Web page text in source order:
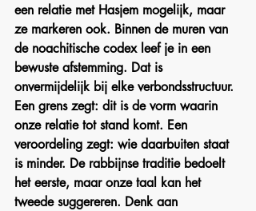
een relatie met Hasjem mogelijk, maar
ze markeren ook. Binnen de muren van
de noachitische codex leef je in een
bewuste afstemming. Dat is
onvermijdelijk bij elke verbondsstructuur.
Een grens zegt: dit is de vorm waarin
onze relatie tot stand komt. Een
veroordeling zegt: wie daarbuiten staat
is minder. De rabbijnse traditie bedoelt
het eerste, maar onze taal kan het
tweede suggereren. Denk aan